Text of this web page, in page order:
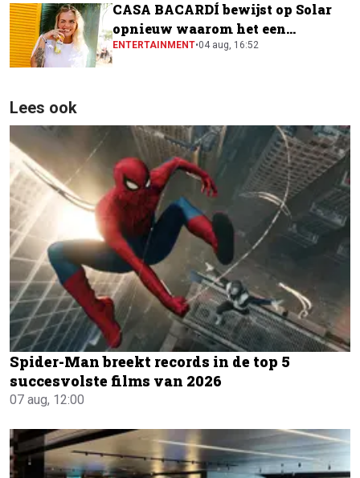
CASA BACARDÍ bewijst op Solar
opnieuw waarom het een
festivalfavoriet is
ENTERTAINMENT•04 aug, 16:52
Lees ook
Spider-Man breekt records in de top 5
succesvolste films van 2026
07 aug, 12:00